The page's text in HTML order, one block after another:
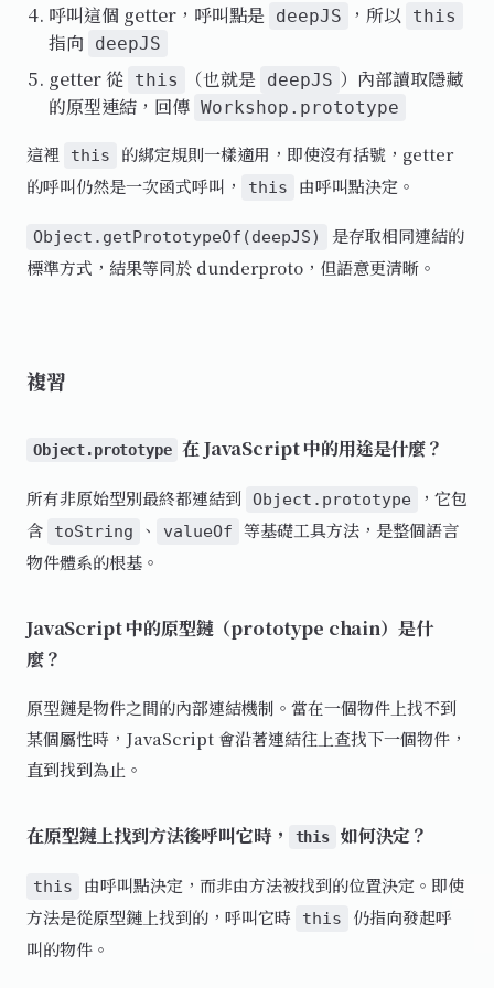
呼叫這個 getter，呼叫點是 deepJS ，所以 this
指向 deepJS
getter 從 this （也就是 deepJS ）內部讀取隱藏
的原型連結，回傳 Workshop.prototype
這裡 this
的綁定規則一樣適用，即使沒有括號，getter
的呼叫仍然是一次函式呼叫，
this 由呼叫點決定。
Object.getPrototypeOf(deepJS)
是存取相同連結的
標準方式，結果等同於 dunderproto，但語意更清晰。
複習
Object.prototype 在 JavaScript 中的用途是什麼？
所有非原始型別最終都連結到 Object.prototype
，它包
含
toString 、 valueOf
等基礎工具方法，是整個語言
物件體系的根基。
JavaScript 中的原型鏈（prototype chain）是什
麼？
原型鏈是物件之間的內部連結機制。當在一個物件上找不到
某個屬性時，JavaScript 會沿著連結往上查找下一個物件，
直到找到為止。
在原型鏈上找到方法後呼叫它時， this 如何決定？
this
由呼叫點決定，而非由方法被找到的位置決定。即使
方法是從原型鏈上找到的，呼叫它時
this
仍指向發起呼
叫的物件。